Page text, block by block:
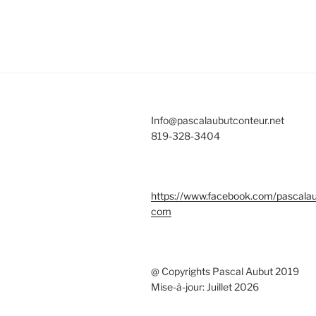
Info@pascalaubutconteur.net
819-328-3404
https://www.facebook.com/
com
@ Copyrights Pascal Aubut 2019
Mise-à-jour: Juillet 2026